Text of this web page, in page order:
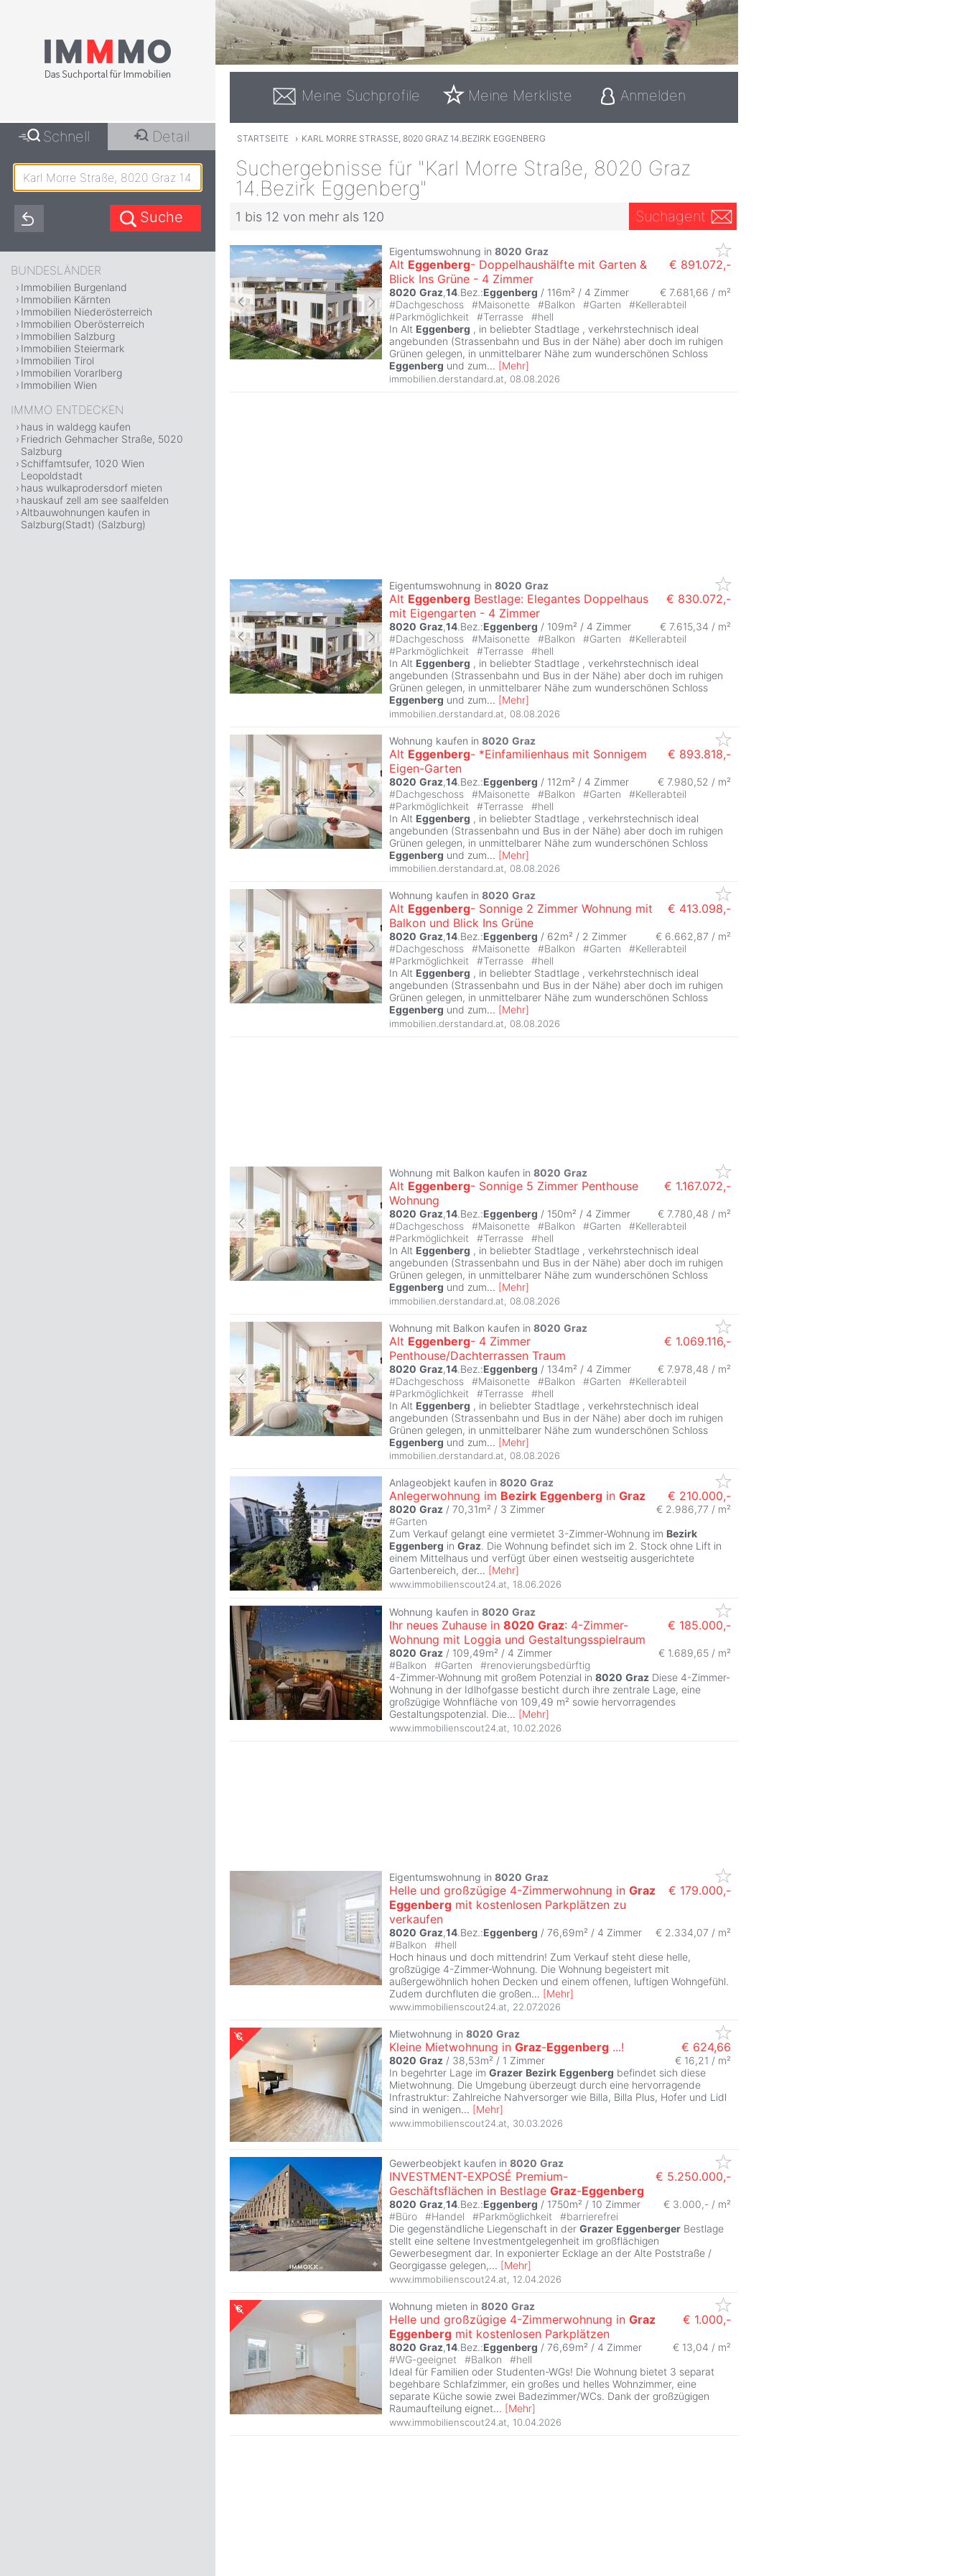
Meine Suchprofile Meine Merkliste Anmelden
STARTSEITE › KARL MORRE STRASSE, 8020 GRAZ 14.BEZIRK EGGENBERG
Suchergebnisse für "Karl Morre Straße, 8020 Graz
14.Bezirk Eggenberg"
1 bis 12 von mehr als 120 Suchagent
Eigentumswohnung in 8020 Graz
Alt Eggenberg- Doppelhaushälfte mit Garten &
Blick Ins Grüne - 4 Zimmer
€ 891.072,-
8020 Graz,14.Bez.:Eggenberg / 116m² / 4 Zimmer € 7.681,66 / m²
#Dachgeschoss #Maisonette #Balkon #Garten #Kellerabteil
#Parkmöglichkeit #Terrasse #hell
In Alt Eggenberg , in beliebter Stadtlage , verkehrstechnisch ideal
angebunden (Strassenbahn und Bus in der Nähe) aber doch im ruhigen
Grünen gelegen, in unmittelbarer Nähe zum wunderschönen Schloss
Eggenberg und zum... [Mehr]
immobilien.derstandard.at 08.08.2026
Eigentumswohnung in 8020 Graz
Alt Eggenberg Bestlage: Elegantes Doppelhaus
mit Eigengarten - 4 Zimmer
€ 830.072,-
8020 Graz,14.Bez.:Eggenberg / 109m² / 4 Zimmer € 7.615,34 / m²
#Dachgeschoss #Maisonette #Balkon #Garten #Kellerabteil
#Parkmöglichkeit #Terrasse #hell
In Alt Eggenberg , in beliebter Stadtlage , verkehrstechnisch ideal
angebunden (Strassenbahn und Bus in der Nähe) aber doch im ruhigen
Grünen gelegen, in unmittelbarer Nähe zum wunderschönen Schloss
Eggenberg und zum... [Mehr]
immobilien.derstandard.at 08.08.2026
Wohnung kaufen in 8020 Graz
Alt Eggenberg- *Einfamilienhaus mit Sonnigem
Eigen-Garten
€ 893.818,-
8020 Graz,14.Bez.:Eggenberg / 112m² / 4 Zimmer € 7.980,52 / m²
#Dachgeschoss #Maisonette #Balkon #Garten #Kellerabteil
#Parkmöglichkeit #Terrasse #hell
In Alt Eggenberg , in beliebter Stadtlage , verkehrstechnisch ideal
angebunden (Strassenbahn und Bus in der Nähe) aber doch im ruhigen
Grünen gelegen, in unmittelbarer Nähe zum wunderschönen Schloss
Eggenberg und zum... [Mehr]
immobilien.derstandard.at, 08.08.2026
Wohnung kaufen in 8020 Graz
Alt Eggenberg- Sonnige 2 Zimmer Wohnung mit
Balkon und Blick Ins Grüne
€ 413.098,-
8020 Graz,14.Bez.:Eggenberg / 62m² / 2 Zimmer € 6.662,87 / m²
#Dachgeschoss #Maisonette #Balkon #Garten #Kellerabteil
#Parkmöglichkeit #Terrasse #hell
In Alt Eggenberg , in beliebter Stadtlage , verkehrstechnisch ideal
angebunden (Strassenbahn und Bus in der Nähe) aber doch im ruhigen
Grünen gelegen, in unmittelbarer Nähe zum wunderschönen Schloss
Eggenberg und zum... [Mehr]
immobilien.derstandard.at 08.08.2026
Wohnung mit Balkon kaufen in 8020 Graz
Alt Eggenberg- Sonnige 5 Zimmer Penthouse
Wohnung
€ 1.167.072,-
8020 Graz,14.Bez.:Eggenberg / 150m² / 4 Zimmer € 7.780,48 / m²
#Dachgeschoss #Maisonette #Balkon #Garten #Kellerabteil
#Parkmöglichkeit #Terrasse #hell
In Alt Eggenberg , in beliebter Stadtlage , verkehrstechnisch ideal
angebunden (Strassenbahn und Bus in der Nähe) aber doch im ruhigen
Grünen gelegen, in unmittelbarer Nähe zum wunderschönen Schloss
Eggenberg und zum... [Mehr]
immobilien.derstandard.at 08.08.2026
Wohnung mit Balkon kaufen in 8020 Graz
Alt Eggenberg- 4 Zimmer
Penthouse/Dachterrassen Traum
€ 1.069.116,-
8020 Graz,14.Bez.:Eggenberg / 134m² / 4 Zimmer € 7.978,48 / m²
#Dachgeschoss #Maisonette #Balkon #Garten #Kellerabteil
#Parkmöglichkeit #Terrasse #hell
In Alt Eggenberg , in beliebter Stadtlage , verkehrstechnisch ideal
angebunden (Strassenbahn und Bus in der Nähe) aber doch im ruhigen
Grünen gelegen, in unmittelbarer Nähe zum wunderschönen Schloss
Eggenberg und zum... [Mehr]
immobilien.derstandard.at 08.08.2026
Anlageobjekt kaufen in 8020 Graz
Anlegerwohnung im Bezirk Eggenberg in Graz € 210.000,-
8020 Graz / 70,31m² / 3 Zimmer
€ 2.986,77 / m²
#Garten
Zum Verkauf gelangt eine vermietet 3-Zimmer-Wohnung im Bezirk
Eggenberg in Graz. Die Wohnung befindet sich im 2. Stock ohne Lift in
einem Mittelhaus und verfügt über einen westseitig ausgerichtete
Gartenbereich, der... [Mehr]
www.immobilienscout24.at 18.06.2026
Wohnung kaufen in 8020 Graz
Ihr neues Zuhause in 8020 Graz: 4-Zimmer-
Wohnung mit Loggia und Gestaltungsspielraum
€ 185.000,-
8020 Graz / 109,49m² / 4 Zimmer
€ 1.689,65 / m²
#Balkon #Garten #renovierungsbedürftig
4-Zimmer-Wohnung mit großem Potenzial in 8020 Graz Diese 4-Zimmer-
Wohnung in der Idlhofgasse besticht durch ihre zentrale Lage, eine
großzügige Wohnfläche von 109,49 m² sowie hervorragendes
Gestaltungspotenzial. Die... [Mehr]
www.immobilienscout24.at 10.02.2026
Eigentumswohnung in 8020 Graz
Helle und großzügige 4-Zimmerwohnung in Graz
Eggenberg mit kostenlosen Parkplätzen zu
verkaufen
€ 179.000,-
8020 Graz,14.Bez.:Eggenberg / 76,69m² / 4 Zimmer
€ 2.334,07 / m²
#Balkon #hell
Hoch hinaus und doch mittendrin! Zum Verkauf steht diese helle,
großzügige 4-Zimmer-Wohnung. Die Wohnung begeistert mit
außergewöhnlich hohen Decken und einem offenen, luftigen Wohngefühl.
Zudem durchfluten die großen... [Mehr]
www.immobilienscout24.at, 22.07.2026
Mietwohnung in 8020 Graz
Kleine Mietwohnung in Graz-Eggenberg ...! € 624,66
8020 Graz / 38,53m² / 1 Zimmer
€ 16,21 / m²
In begehrter Lage im Grazer Bezirk Eggenberg befindet sich diese
Mietwohnung. Die Umgebung überzeugt durch eine hervorragende
Infrastruktur: Zahlreiche Nahversorger wie Billa, Billa Plus, Hofer und Lidl
sind in wenigen... [Mehr]
www.immobilienscout24.at 30.03.2026
Gewerbeobjekt kaufen in 8020 Graz
INVESTMENT-EXPOSÉ Premium-
Geschäftsflächen in Bestlage Graz-Eggenberg
€ 5.250.000,-
8020 Graz,14.Bez.:Eggenberg / 1750m² / 10 Zimmer
€ 3.000,- / m²
#Büro #Handel #Parkmöglichkeit #barrierefrei
Die gegenständliche Liegenschaft in der Grazer Eggenberger Bestlage
stellt eine seltene Investmentgelegenheit im großflächigen
Gewerbesegment dar. In exponierter Ecklage an der Alte Poststraße /
Georgigasse gelegen,... [Mehr]
www.immobilienscout24.at 12.04.2026
Wohnung mieten in 8020 Graz
Helle und großzügige 4-Zimmerwohnung in Graz
Eggenberg mit kostenlosen Parkplätzen
€ 1.000,-
8020 Graz,14.Bez.:Eggenberg / 76,69m² / 4 Zimmer
€ 13,04 / m²
#WG-geeignet #Balkon #hell
Ideal für Familien oder Studenten-WGs! Die Wohnung bietet 3 separat
begehbare Schlafzimmer, ein großes und helles Wohnzimmer, eine
separate Küche sowie zwei Badezimmer/WCs. Dank der großzügigen
Raumaufteilung eignet... [Mehr]
www.immobilienscout24.at 10.04.2026
Schnell Detail
BUNDESLÄNDER
Immobilien Burgenland
Immobilien Kärnten
Immobilien Niederösterreich
Immobilien Oberösterreich
Immobilien Salzburg
Immobilien Steiermark
Immobilien Tirol
Immobilien Vorarlberg
Immobilien Wien
IMMMO ENTDECKEN
haus in waldegg kaufen
Friedrich Gehmacher Straße, 5020
Salzburg
Schiffamtsufer, 1020 Wien
Leopoldstadt
haus wulkaprodersdorf mieten
hauskauf zell am see saalfelden
Altbauwohnungen kaufen in
Salzburg(Stadt) (Salzburg)